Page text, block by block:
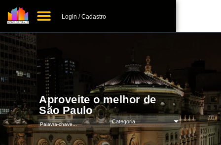
Login / Cadastro
Aproveite o melhor de
São Paulo
Categoria